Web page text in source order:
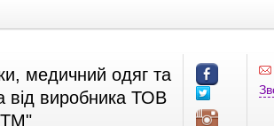
медичний одяг та
від виробника ТОВ
ТМ"